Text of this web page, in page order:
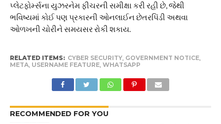
પ્લેટફોર્મ્સના યુઝરનેમ ફીચરની સમીક્ષા કરી રહી છે, જેથી
ભવિષ્યમાં કોઈ પણ પ્રકારની ઓનલાઈન છેતરપિંડી અથવા
ઓળખની ચોરીને સમયસર રોકી શકાય.
RELATED ITEMS: CYBER SECURITY, GOVERNMENT NOTICE,
META, USERNAME FEATURE, WHATSAPP
RECOMMENDED FOR YOU